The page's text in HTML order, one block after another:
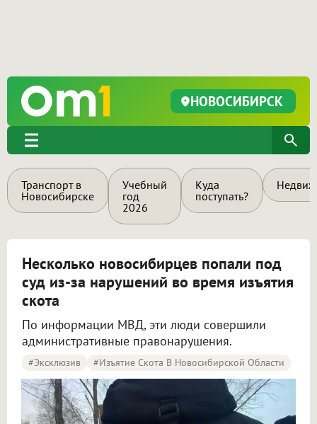
НОВОСИБИРСК
Транспорт в
Новосибирске
Учебный
год
2026
Куда
поступать?
Несколько новосибирцев попали под
суд из-за нарушений во время изъятия
скота
По информации МВД, эти люди совершили
административные правонарушения.
#эксклюзив #Изъятие Скота В Новосибирской Области